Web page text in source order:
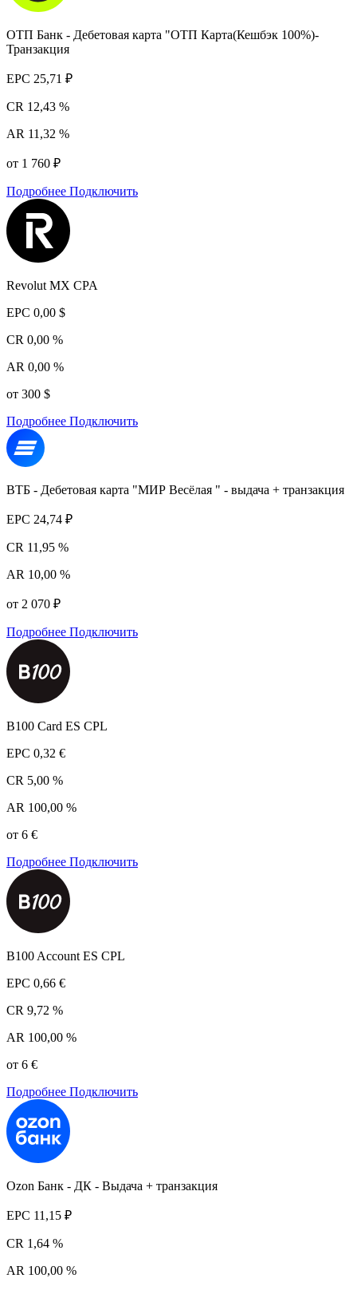
ОТП Банк - Дебетовая карта "ОТП Карта(Кешбэк 100%)-
Транзакция
EPC 25,71 ₽
CR 12,43 %
AR 11,32 %
от 1 760 ₽
Подробнее Подключить
Revolut MX CPA
EPC 0,00 $
CR 0,00 %
AR 0,00 %
от 300 $
Подробнее Подключить
ВТБ - Дебетовая карта "МИР Весёлая " - выдача + транзакция
EPC 24,74 ₽
CR 11,95 %
AR 10,00 %
от 2 070 ₽
Подробнее Подключить
B100 Card ES CPL
EPC 0,32 €
CR 5,00 %
AR 100,00 %
от 6 €
Подробнее Подключить
B100 Account ES CPL
EPC 0,66 €
CR 9,72 %
AR 100,00 %
от 6 €
Подробнее Подключить
Ozon Банк - ДК - Выдача + транзакция
EPC 11,15 ₽
CR 1,64 %
AR 100,00 %